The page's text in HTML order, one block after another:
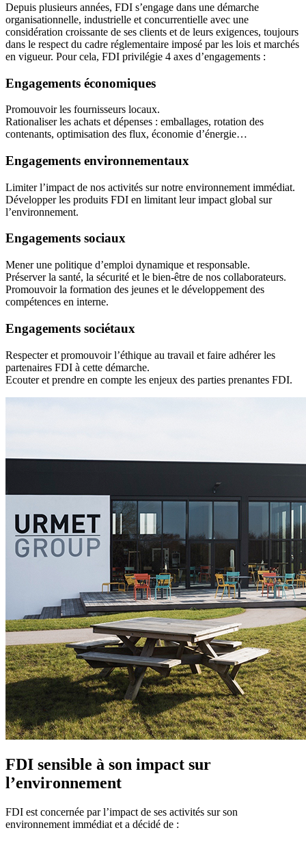
Depuis plusieurs années, FDI s’engage dans une démarche
organisationnelle, industrielle et concurrentielle avec une
considération croissante de ses clients et de leurs exigences, toujours
dans le respect du cadre réglementaire imposé par les lois et marchés
en vigueur. Pour cela, FDI privilégie 4 axes d’engagements :
Engagements économiques
Promouvoir les fournisseurs locaux.
Rationaliser les achats et dépenses : emballages, rotation des
contenants, optimisation des flux, économie d’énergie…
Engagements environnementaux
Limiter l’impact de nos activités sur notre environnement immédiat.
Développer les produits FDI en limitant leur impact global sur
l’environnement.
Engagements sociaux
Mener une politique d’emploi dynamique et responsable.
Préserver la santé, la sécurité et le bien-être de nos collaborateurs.
Promouvoir la formation des jeunes et le développement des
compétences en interne.
Engagements sociétaux
Respecter et promouvoir l’éthique au travail et faire adhérer les
partenaires FDI à cette démarche.
Ecouter et prendre en compte les enjeux des parties prenantes FDI.
FDI sensible à son impact sur
l’environnement
FDI est concernée par l’impact de ses activités sur son
environnement immédiat et a décidé de :